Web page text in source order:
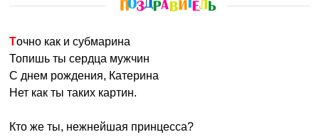
Точно как и субмарина
Топишь ты сердца мужчин
С днем рождения, Катерина
Нет как ты таких картин.
Кто же ты, нежнейшая принцесса?